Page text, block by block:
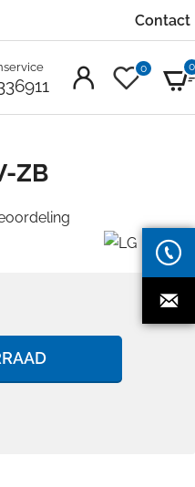
Contact
0 0
ZB